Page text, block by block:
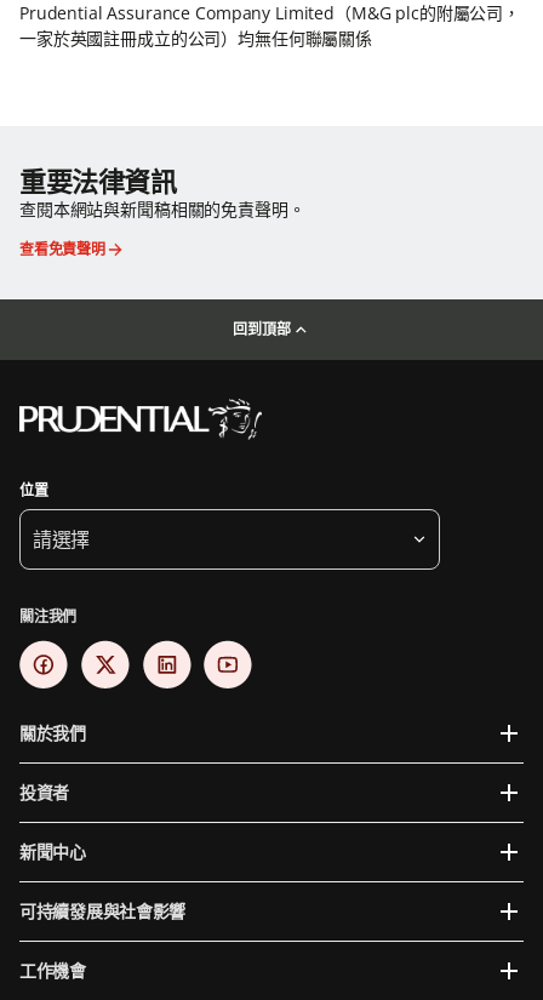
Prudential Assurance Company Limited（M&G plc的附屬公司，
一家於英國註冊成立的公司）均無任何聯屬關係
重要法律資訊
查閱本網站與新聞稿相關的免責聲明。
查看免責聲明
回到頂部
位置
請選擇
關注我們
關於我們
投資者
新聞中心
可持續發展與社會影響
工作機會